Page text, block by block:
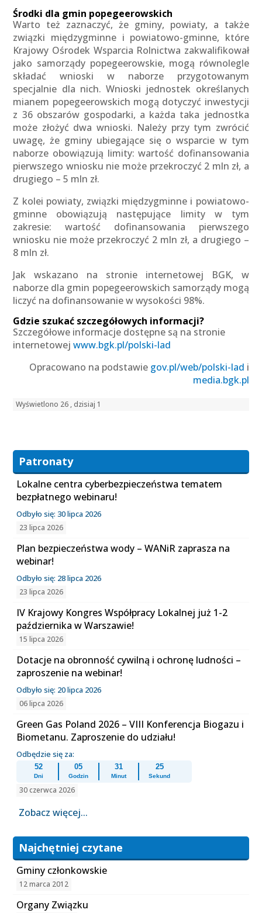
Środki dla gmin popegeerowskich
Warto też zaznaczyć, że gminy, powiaty, a także
związki międzygminne i powiatowo-gminne, które
Krajowy Ośrodek Wsparcia Rolnictwa zakwalifikował
jako samorządy popegeerowskie, mogą równolegle
składać wnioski w naborze przygotowanym
specjalnie dla nich. Wnioski jednostek określanych
mianem popegeerowskich mogą dotyczyć inwestycji
z 36 obszarów gospodarki, a każda taka jednostka
może złożyć dwa wnioski. Należy przy tym zwrócić
uwagę, że gminy ubiegające się o wsparcie w tym
naborze obowiązują limity: wartość dofinansowania
pierwszego wniosku nie może przekroczyć 2 mln zł, a
drugiego – 5 mln zł.
Z kolei powiaty, związki międzygminne i powiatowo-
gminne obowiązują następujące limity w tym
zakresie: wartość dofinansowania pierwszego
wniosku nie może przekroczyć 2 mln zł, a drugiego –
8 mln zł.
Jak wskazano na stronie internetowej BGK, w
naborze dla gmin popegeerowskich samorządy mogą
liczyć na dofinansowanie w wysokości 98%.
Gdzie szukać szczegółowych informacji?
Szczegółowe informacje dostępne są na stronie
internetowejwww.bgk.pl/polski-lad
Opracowano na podstawie gov.pl/web/polski-lad i
media.bgk.pl
Wyświetlono 26 , dzisiaj 1
Patronaty
Lokalne centra cyberbezpieczeństwa tematem
bezpłatnego webinaru!
Odbyło się: 30 lipca 2026
23 lipca 2026
Plan bezpieczeństwa wody – WANiR zaprasza na
webinar!
Odbyło się: 28 lipca 2026
23 lipca 2026
IV Krajowy Kongres Współpracy Lokalnej już 1-2
października w Warszawie!
15 lipca 2026
Dotacje na obronność cywilną i ochronę ludności –
zaproszenie na webinar!
Odbyło się: 20 lipca 2026
06 lipca 2026
Green Gas Poland 2026 – VIII Konferencja Biogazu i
Biometanu. Zaproszenie do udziału!
Odbędzie się za:
52
Dni
05
Godzin
31
Minut
25
Sekund
30 czerwca 2026
Zobacz więcej...
Najchętniej czytane
Gminy członkowskie
12 marca 2012
Organy Związku